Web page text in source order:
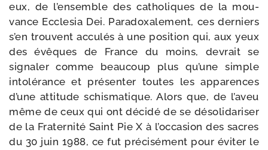
eux, de l’ensemble des catho­liques de la mou­
vance Ecclesia Dei. Paradoxalement, ces der­niers
s’en trouvent accu­lés à une posi­tion qui, aux yeux
des évêques de France du moins, devrait se
signa­ler comme beau­coup plus qu’une simple
into­lé­rance et pré­sen­ter toutes les appa­rences
d’une atti­tude schis­ma­tique. Alors que, de l’aveu
même de ceux qui ont déci­dé de se déso­li­da­ri­ser
de la Fraternité Saint Pie X à l’occasion des sacres
du 30 juin 1988, ce fut pré­ci­sé­ment pour évi­ter le